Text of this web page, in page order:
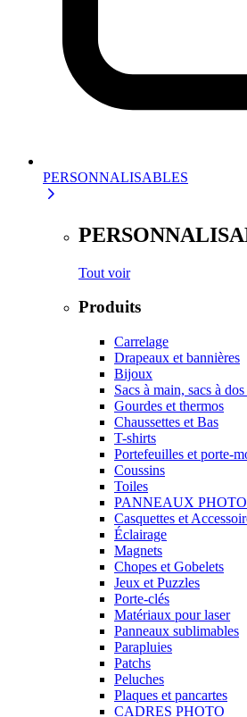
PERSONNALISABLES
Tout voir
Produits
Carrelage
Drapeaux et bannières
Bijoux
Sacs à main, sacs à
Gourdes et thermos
Chaussettes et Bas
T-shirts
Portefeuilles et porte-
Coussins
Toiles
PANNEAUX
Casquettes et
Éclairage
Magnets
Chopes et Gobelets
Jeux et Puzzles
Porte-clés
Matériaux pour laser
Panneaux sublimables
Parapluies
Patchs
Peluches
Plaques et pancartes
CADRES PHOTO